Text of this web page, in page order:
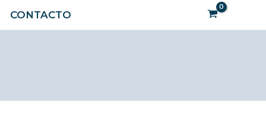
CONTACTO Buscar
a